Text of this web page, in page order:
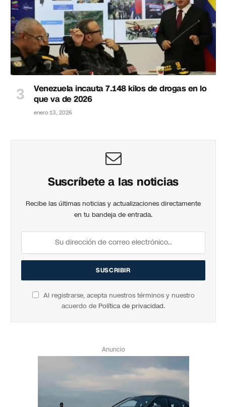
Venezuela incauta 7.148 kilos de drogas en lo
que va de 2026
enero 13, 2026
Suscríbete a las noticias
Recibe las últimas noticias y actualizaciones directamente
en tu bandeja de entrada.
Al registrarse, acepta nuestros términos y nuestro
acuerdo de Política de privacidad.
Anuncio